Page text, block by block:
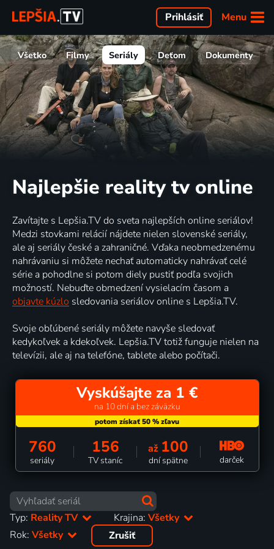
Menu
Prihlásiť
Všetko Filmy Seriály Deťom Dokumenty
Najlepšie reality tv online
Zavítajte s Lepšia.TV do sveta najlepších online seriálov!
Medzi stovkami relácií nájdete nielen slovenské seriály,
ale aj seriály české a zahraničné. Vďaka neobmedzenému
nahrávaniu si môžete nechať automaticky nahrávať celé
série a pohodlne si potom diely pustiť podľa svojich
možností. Nebuďte obmedzení vysielacím časom a
objavte kúzlo sledovania seriálov online s Lepšia.TV.
Svoje obľúbené seriály môžete navyše sledovať
kedykoľvek a kdekoľvek. Lepšia.TV totiž funguje nielen na
televízii, ale aj na telefóne, tablete alebo počítači.
Vyskúšajte za 1 €
na 10 dní a bez záväzku
760
seriály
156
TV staníc
až 100
dní spätne darček
Typ: Reality TV Krajina:Všetky
Rok: Všetky Zrušiť